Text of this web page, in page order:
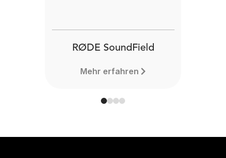
RØDE SoundField
Mehr erfahren